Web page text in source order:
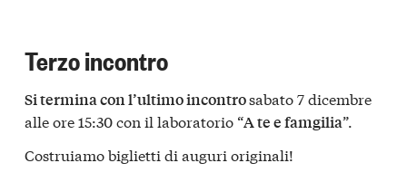
Terzo incontro
Si termina con l’ultimo incontrosabato 7 dicembre
alle ore 15:30 con il laboratorio “A te e famgilia”.
Costruiamo biglietti di auguri originali!